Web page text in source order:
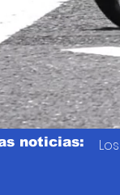
noticias: